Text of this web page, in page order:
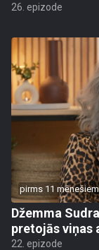
26. epizode
pirms 11
Džemma
pretojās viņas
22. epizode